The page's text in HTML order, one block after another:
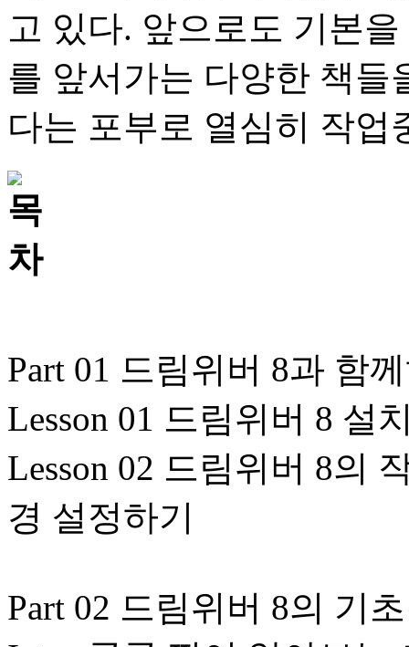
고 있다. 앞으로도 기본
를 앞서가는 다양한 책들
다는 포부로 열심히 작업
Part 01 드림위버 8과 함
Lesson 01 드림위버 8 설
Lesson 02 드림위버 8의
경 설정하기
Part 02 드림위버 8의 기